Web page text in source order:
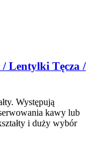
Lentylki Tęcza /
Występują
kawy lub
i duży wybór